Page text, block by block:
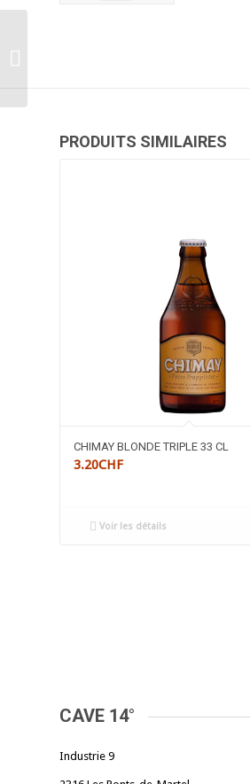
PRODUITS SIMILAIRES
CHIMAY BLONDE TRIPLE 33 CL
3.20CHF
Voir les détails
CAVE 14°
Industrie 9